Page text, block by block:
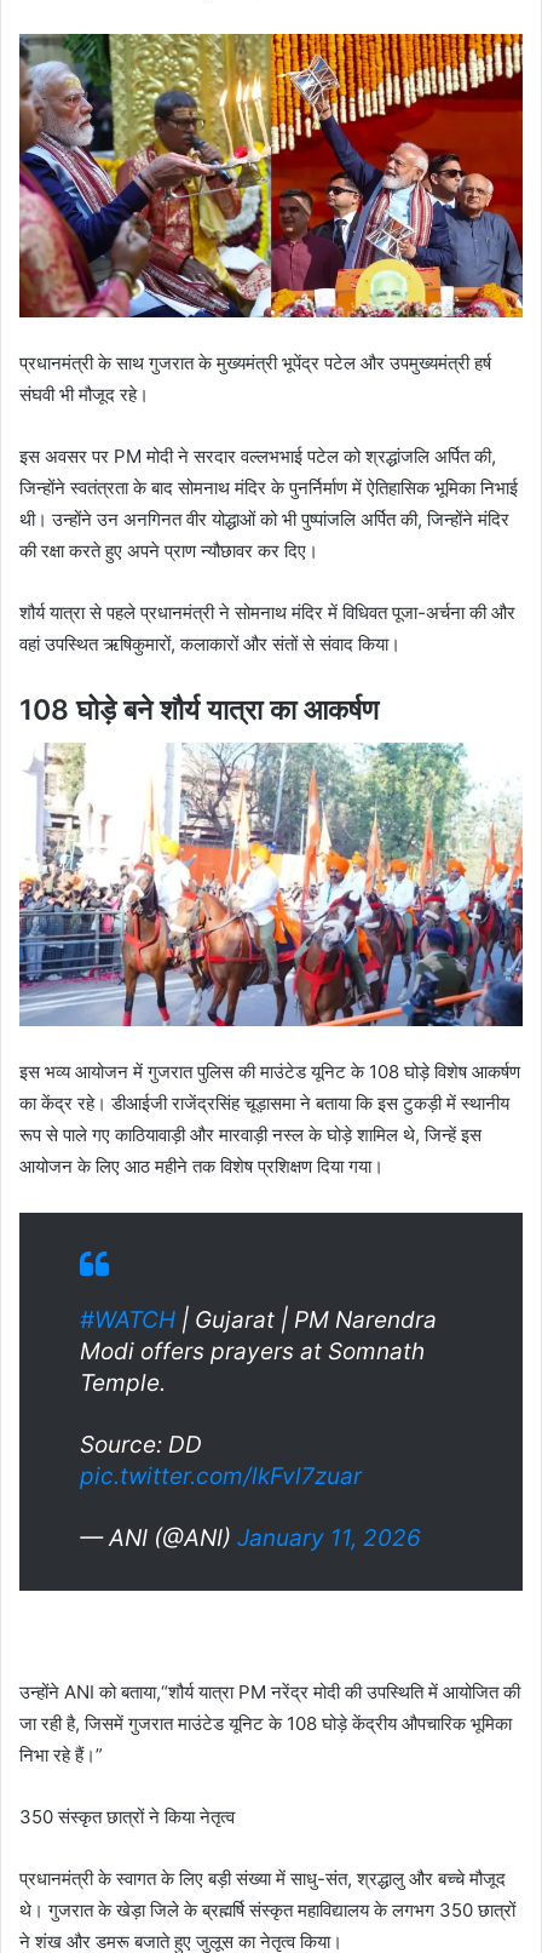
प्रधानमंत्री के साथ गुजरात के मुख्यमंत्री भूपेंद्र पटेल और उपमुख्यमंत्री हर्ष
संघवी भी मौजूद रहे।
इस अवसर पर PM मोदी ने सरदार वल्लभभाई पटेल को श्रद्धांजलि अर्पित की,
जिन्होंने स्वतंत्रता के बाद सोमनाथ मंदिर के पुनर्निर्माण में ऐतिहासिक भूमिका निभाई
थी। उन्होंने उन अनगिनत वीर योद्धाओं को भी पुष्पांजलि अर्पित की, जिन्होंने मंदिर
की रक्षा करते हुए अपने प्राण न्यौछावर कर दिए।
शौर्य यात्रा से पहले प्रधानमंत्री ने सोमनाथ मंदिर में विधिवत पूजा-अर्चना की और
वहां उपस्थित ऋषिकुमारों, कलाकारों और संतों से संवाद किया।
108 घोड़े बने शौर्य यात्रा का आकर्षण
इस भव्य आयोजन में गुजरात पुलिस की माउंटेड यूनिट के 108 घोड़े विशेष आकर्षण
का केंद्र रहे। डीआईजी राजेंद्रसिंह चूड़ासमा ने बताया कि इस टुकड़ी में स्थानीय
रूप से पाले गए काठियावाड़ी और मारवाड़ी नस्ल के घोड़े शामिल थे, जिन्हें इस
आयोजन के लिए आठ महीने तक विशेष प्रशिक्षण दिया गया।
#WATCH | Gujarat | PM Narendra
Modi offers prayers at Somnath
Temple.
Source: DD
pic.twitter.com/lkFvl7zuar
— ANI (@ANI) January 11, 2026
उन्होंने ANI को बताया,“शौर्य यात्रा PM नरेंद्र मोदी की उपस्थिति में आयोजित की
जा रही है, जिसमें गुजरात माउंटेड यूनिट के 108 घोड़े केंद्रीय औपचारिक भूमिका
निभा रहे हैं।”
350 संस्कृत छात्रों ने किया नेतृत्व
प्रधानमंत्री के स्वागत के लिए बड़ी संख्या में साधु-संत, श्रद्धालु और बच्चे मौजूद
थे। गुजरात के खेड़ा जिले के ब्रह्मर्षि संस्कृत महाविद्यालय के लगभग 350 छात्रों
ने शंख और डमरू बजाते हुए जुलूस का नेतृत्व किया।